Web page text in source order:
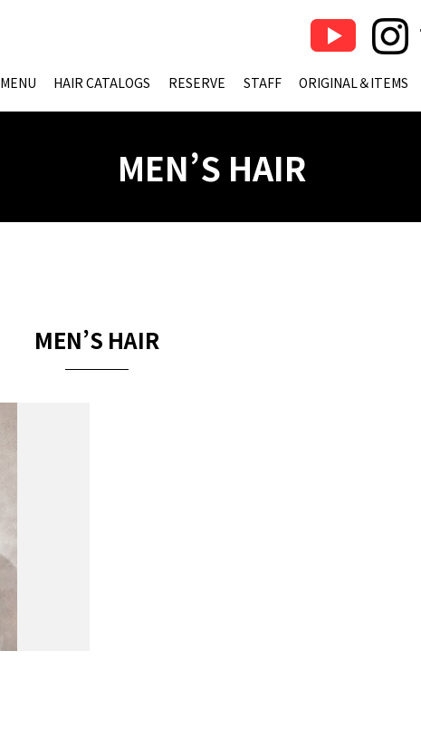
MENU HAIR CATALOGS RESERVE STAFF ORIGINAL＆ITEMS
MEN’S HAIR
MEN’S HAIR